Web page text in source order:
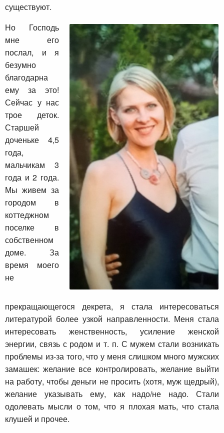
существуют.
Но Господь
мне его
послал, и я
безумно
благодарна
ему за это!
Сейчас у нас
трое деток.
Старшей
доченьке 4,5
года,
мальчикам 3
года и 2 года.
Мы живем за
городом в
коттеджном
поселке в
собственном
доме. За
время моего
не
прекращающегося декрета, я стала интересоваться
литературой более узкой направленности. Меня стала
интересовать женственность, усиление женской
энергии, связь с родом и т. п. С мужем стали возникать
проблемы из-за того, что у меня слишком много мужских
замашек: желание все контролировать, желание выйти
на работу, чтобы деньги не просить (хотя, муж щедрый),
желание указывать ему, как надо/не надо. Стали
одолевать мысли о том, что я плохая мать, что стала
клушей и прочее.